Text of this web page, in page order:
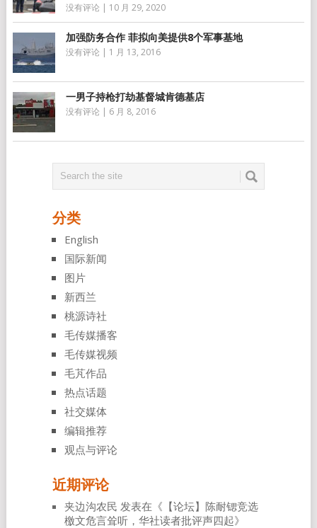
没有评论 | 10 月 29, 2020
加强防务合作 菲拟向美提供8个军事基地
没有评论 | 1 月 13, 2016
一男子持枪打劫基督城肯德基店
没有评论 | 6 月 8, 2016
分类
English
国际新闻
图片
新西兰
桃源诗社
毛传媒播客
毛传媒视频
毛芃作品
热点话题
社交媒体
编辑推荐
观点与评论
近期评论
夹边沟农民 发表在《 【论坛】陈耐锶竞选
檄文危言耸听，华社读者批评声四起》